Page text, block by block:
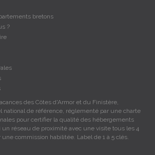
bretons
?
des Côtes d'Armor et du Finistère,
national de référence, réglementé par une charte
pour certifier la qualité des hébergements
réseau de proximité avec une visite tous les 4
commission habilitée. Label de 1 à 5 clés.